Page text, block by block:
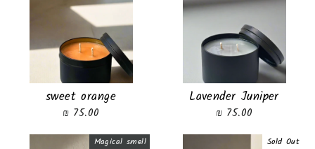
Lavender Juniper
75.00 ₪
sweet orange
75.00 ₪
Sold Out
Magical smell